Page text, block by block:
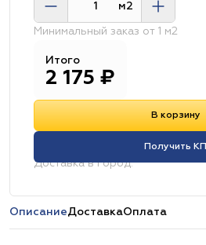
м2
Минимальный заказ от 1 м2
Итого
2 175 ₽
В корзину
Получить КП
Доставка в город:
ОписаниеДоставкаОплата